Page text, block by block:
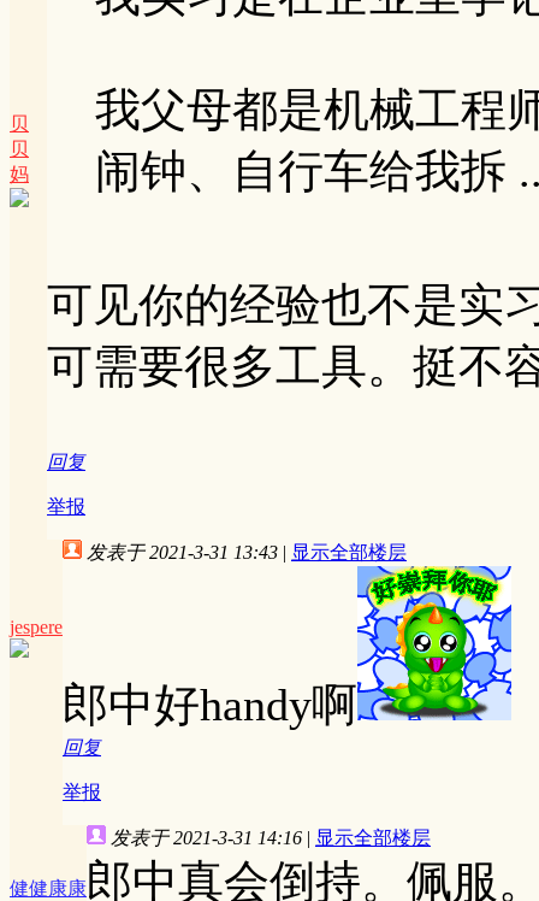
贝
贝
妈
我父母都是机械工程
闹钟、自行车给我拆
可见你的经验也不是实
可需要很多工具。挺不
回复
举报
jespere
发表于 2021-3-31 13:43 | 显示全部楼层
郎中好handy啊
回复
举报
健健康康
发表于 2021-3-31 14:16 | 显示全部楼层
郎中真会倒持。佩服